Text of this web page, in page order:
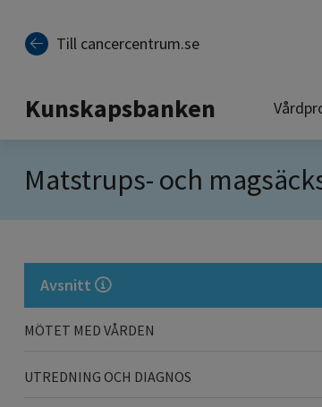
Till cancercentrum.se
Kunskapsbanken
Matstrups- och
Avsnitt
MÖTET MED VÅRDEN
UTREDNING OCH DIAGNOS